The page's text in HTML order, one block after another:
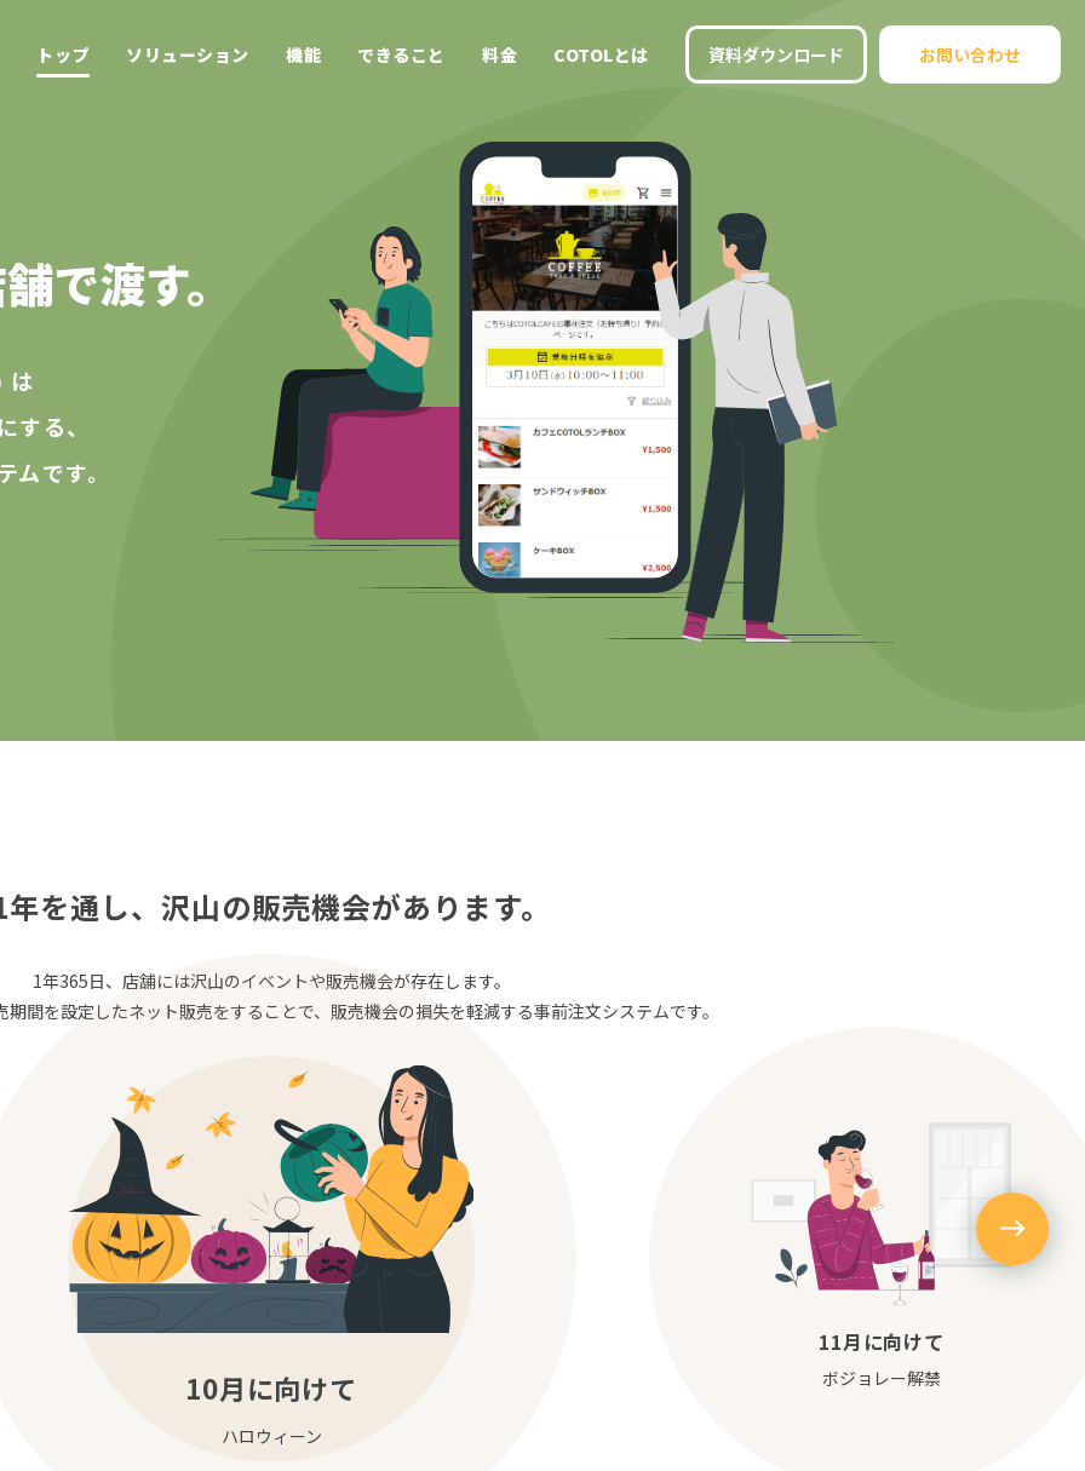
トップ ソリューション 機能 できること 料金 COTOLとは 資料ダウンロード お問い合わせ
で渡す。
は
る、
です。
を通し、 沢山の販売機会があります。
1年365日、店舗には沢山のイベントや販売機会が存在します。
間を設定したネット販売をすることで、販売機会の損失を軽減する事前注文システムです。
10月に向けて
ハロウィーン
11月に向けて
ボジョレー解禁